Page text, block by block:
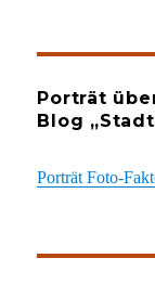
Porträt
Blog
Porträt Foto-